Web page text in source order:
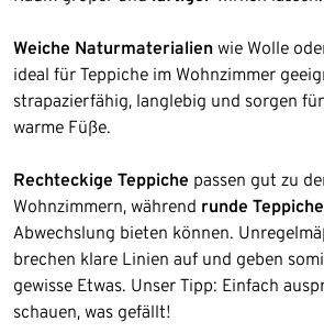
Weiche Naturmaterialien wie Wolle
ideal für Teppiche im Wohnzimmer
strapazierfähig, langlebig und sorgen
warme Füße.
Rechteckige Teppiche passen gut zu
Wohnzimmern, während runde Teppiche
Abwechslung bieten können.
brechen klare Linien auf und geben
gewisse Etwas. Unser Tipp: Einfach
schauen, was gefällt!